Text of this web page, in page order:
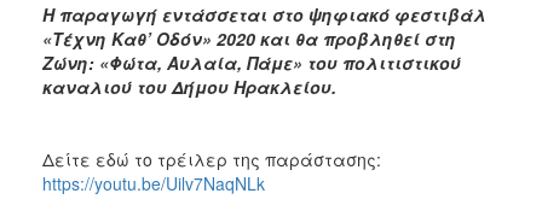
Η παραγωγή εντάσσεται στο ψηφιακό φεστιβάλ
«Τέχνη Καθ’ Οδόν» 2020 και θα προβληθεί στη
Ζώνη: «Φώτα, Αυλαία, Πάμε» του πολιτιστικού
καναλιού του Δήμου Ηρακλείου.
Δείτε εδώ το τρέιλερ της παράστασης:
https://youtu.be/Uilv7NaqNLk